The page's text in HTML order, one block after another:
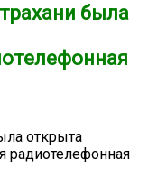
была
открыта
радиотелефонная